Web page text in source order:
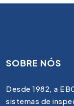
SOBRE NÓS
Desde 1982, a
sistemas de